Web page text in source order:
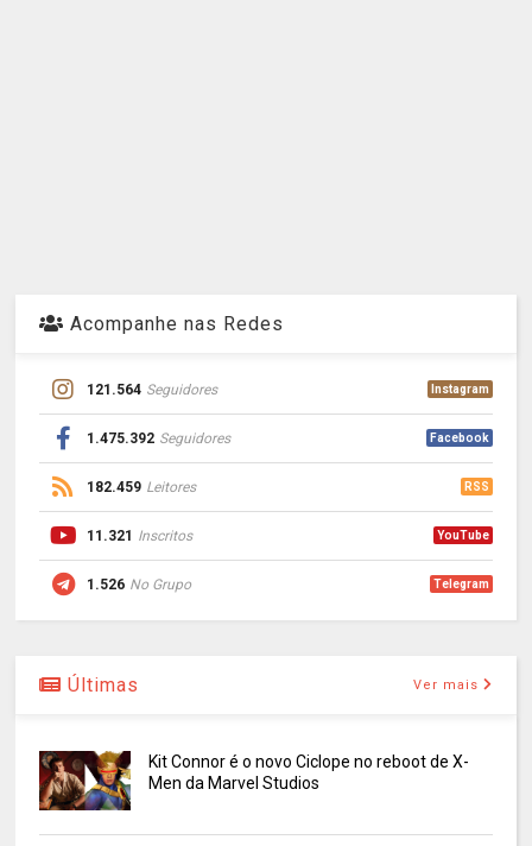
Acompanhe nas Redes
121.564 Seguidores Instagram
1.475.392 Seguidores Facebook
182.459 Leitores RSS
11.321 Inscritos YouTube
1.526 No Grupo Telegram
Últimas Ver mais
Kit Connor é o novo Ciclope no reboot de X-
Men da Marvel Studios